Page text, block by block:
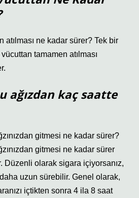
atılması ne kadar sürer? Tek bir
tamamen atılması
ağızdan kaç saatte
gitmesi ne kadar sürer?
gitmesi ne kadar sürer
Düzenli olarak sigara içiyorsanız,
uzun sürebilir. Genel olarak,
içtikten sonra 4 ila 8 saat